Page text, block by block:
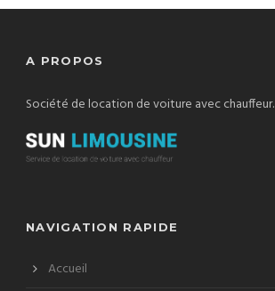
A PROPOS
Société de location de voiture avec chauffeur.
NAVIGATION RAPIDE
Accueil